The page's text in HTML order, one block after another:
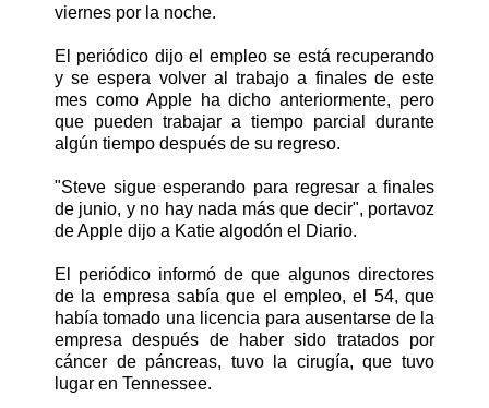
viernes por la noche.
El periódico dijo el empleo se está recuperando
y se espera volver al trabajo a finales de este
mes como Apple ha dicho anteriormente, pero
que pueden trabajar a tiempo parcial durante
algún tiempo después de su regreso.
"Steve sigue esperando para regresar a finales
de junio, y no hay nada más que decir", portavoz
de Apple dijo a Katie algodón el Diario.
El periódico informó de que algunos directores
de la empresa sabía que el empleo, el 54, que
había tomado una licencia para ausentarse de la
empresa después de haber sido tratados por
cáncer de páncreas, tuvo la cirugía, que tuvo
lugar en Tennessee.